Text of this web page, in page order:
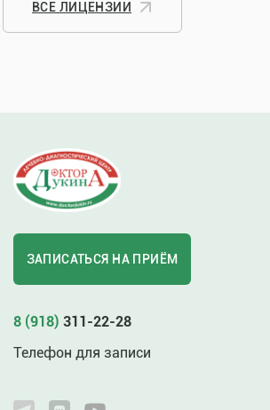
ВСЕ ЛИЦЕНЗИИ
ЗАПИСАТЬСЯ НА ПРИЁМ
8 (918) 311-22-28
Телефон для записи